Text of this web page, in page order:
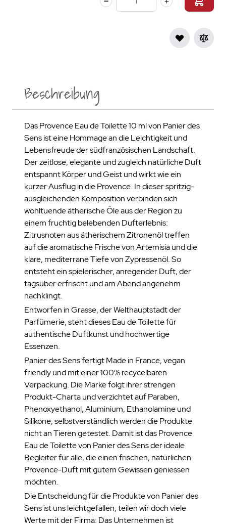
Menge
Beschreibung
Das Provence Eau de Toilette 10 ml von Panier des
Sens ist eine Hommage an die Leichtigkeit und
Lebensfreude der südfranzösischen Landschaft.
Der zeitlose, elegante und zugleich natürliche Duft
entspannt Körper und Geist und wirkt wie ein
kurzer Ausflug in die Provence. In dieser spritzig-
ausgleichenden Komposition verbinden sich
wohltuende ätherische Öle aus der Region zu
einem fruchtig belebenden Dufterlebnis:
Zitrusnoten aus ätherischem Zitronenöl treffen
auf die aromatische Frische von Artemisia und die
klare, mediterrane Tiefe von Zypressenöl. So
entsteht ein spielerischer, anregender Duft, der
tagsüber erfrischt und am Abend angenehm
nachklingt.
Entworfen in Grasse, der Welthauptstadt der
Parfümerie, steht dieses Eau de Toilette für
authentische Duftkunst und hochwertige
Essenzen.
Panier des Sens fertigt Made in France, vegan
friendly und mit einer 100% recycelbaren
Verpackung. Die Marke folgt ihrer strengen
Produkt-Charta und verzichtet auf Paraben,
Phenoxyethanol, Aluminium, Ethanolamine und
Silikone; selbstverständlich werden die Produkte
nicht an Tieren getestet. Damit ist das Provence
Eau de Toilette von Panier des Sens der ideale
Begleiter für alle, die einen frischen, natürlichen
Provence-Duft mit gutem Gewissen geniessen
möchten.
Die Entscheidung für die Produkte von Panier des
Sens ist uns leichtgefallen, teilen wir doch viele
Werte mit der Firma: Das Unternehmen ist